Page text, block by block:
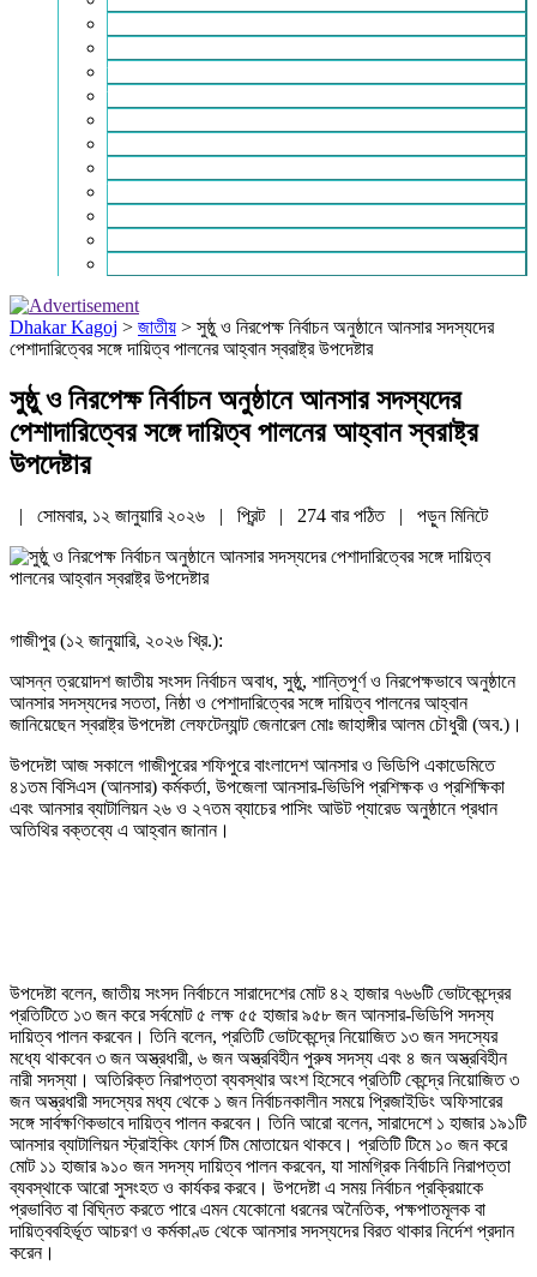
Dhakar Kagoj > জাতীয় > সুষ্ঠু ও নিরপেক্ষ নির্বাচন অনুষ্ঠানে আনসার সদস্যদের
পেশাদারিত্বের সঙ্গে দায়িত্ব পালনের আহ্বান স্বরাষ্ট্র উপদেষ্টার
সুষ্ঠু ও নিরপেক্ষ নির্বাচন অনুষ্ঠানে আনসার সদস্যদের
পেশাদারিত্বের সঙ্গে দায়িত্ব পালনের আহ্বান স্বরাষ্ট্র
উপদেষ্টার
| সোমবার, ১২ জানুয়ারি ২০২৬ | প্রিন্ট | 274 বার পঠিত | পড়ুনমিনিটে
গাজীপুর (১২ জানুয়ারি, ২০২৬ খ্রি.):
আসন্ন ত্রয়োদশ জাতীয় সংসদ নির্বাচন অবাধ, সুষ্ঠু, শান্তিপূর্ণ ও নিরপেক্ষভাবে অনুষ্ঠানে
আনসার সদস্যদের সততা, নিষ্ঠা ও পেশাদারিত্বের সঙ্গে দায়িত্ব পালনের আহ্বান
জানিয়েছেন স্বরাষ্ট্র উপদেষ্টা লেফটেন্যান্ট জেনারেল মোঃ জাহাঙ্গীর আলম চৌধুরী (অব.)।
উপদেষ্টা আজ সকালে গাজীপুরের শফিপুরে বাংলাদেশ আনসার ও ভিডিপি একাডেমিতে
৪১তম বিসিএস (আনসার) কর্মকর্তা, উপজেলা আনসার-ভিডিপি প্রশিক্ষক ও প্রশিক্ষিকা
এবং আনসার ব্যাটালিয়ন ২৬ ও ২৭তম ব্যাচের পাসিং আউট প্যারেড অনুষ্ঠানে প্রধান
অতিথির বক্তব্যে এ আহ্বান জানান।
উপদেষ্টা বলেন, জাতীয় সংসদ নির্বাচনে সারাদেশের মোট ৪২ হাজার ৭৬৬টি ভোটকেন্দ্রের
প্রতিটিতে ১৩ জন করে সর্বমোট ৫ লক্ষ ৫৫ হাজার ৯৫৮ জন আনসার-ভিডিপি সদস্য
দায়িত্ব পালন করবেন। তিনি বলেন, প্রতিটি ভোটকেন্দ্রে নিয়োজিত ১৩ জন সদস্যের
মধ্যে থাকবেন ৩ জন অস্ত্রধারী, ৬ জন অস্ত্রবিহীন পুরুষ সদস্য এবং ৪ জন অস্ত্রবিহীন
নারী সদস্যা। অতিরিক্ত নিরাপত্তা ব্যবস্থার অংশ হিসেবে প্রতিটি কেন্দ্রে নিয়োজিত ৩
জন অস্ত্রধারী সদস্যের মধ্য থেকে ১ জন নির্বাচনকালীন সময়ে প্রিজাইডিং অফিসারের
সঙ্গে সার্বক্ষণিকভাবে দায়িত্ব পালন করবেন। তিনি আরো বলেন, সারাদেশে ১ হাজার ১৯১টি
আনসার ব্যাটালিয়ন স্ট্রাইকিং ফোর্স টিম মোতায়েন থাকবে। প্রতিটি টিমে ১০ জন করে
মোট ১১ হাজার ৯১০ জন সদস্য দায়িত্ব পালন করবেন, যা সামগ্রিক নির্বাচনি নিরাপত্তা
ব্যবস্থাকে আরো সুসংহত ও কার্যকর করবে। উপদেষ্টা এ সময় নির্বাচন প্রক্রিয়াকে
প্রভাবিত বা বিঘ্নিত করতে পারে এমন যেকোনো ধরনের অনৈতিক, পক্ষপাতমূলক বা
দায়িত্ববহির্ভূত আচরণ ও কর্মকাণ্ড থেকে আনসার সদস্যদের বিরত থাকার নির্দেশ প্রদান
করেন।